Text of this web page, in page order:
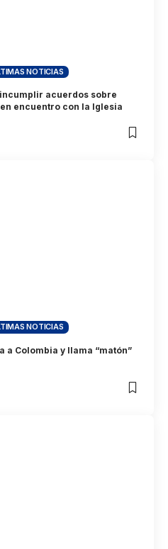
NOTICIAS
acuerdos sobre
encuentro con la Iglesia
NOTICIAS
a Colombia y llama “matón”